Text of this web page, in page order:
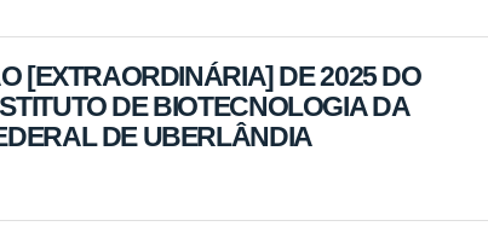
[EXTRAORDINÁRIA] DE 2025 DO
DE BIOTECNOLOGIA DA
DE UBERLÂNDIA